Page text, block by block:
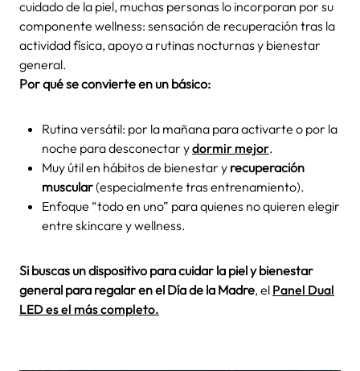
cuidado de la piel, muchas personas lo incorporan por su
componente wellness: sensación de recuperación tras la
actividad física, apoyo a rutinas nocturnas y bienestar
general.
Por qué se convierte en un básico:
Rutina versátil: por la mañana para activarte o por la
noche para desconectar ydormir mejor.
Muy útil en hábitos de bienestar y recuperación
muscular(especialmente tras entrenamiento).
Enfoque “todo en uno” para quienes no quieren elegir
entre skincare y wellness.
Si buscas un dispositivo para cuidar la piel y bienestar
general para regalar en el Día de la Madre, el Panel Dual
LED es el más completo.